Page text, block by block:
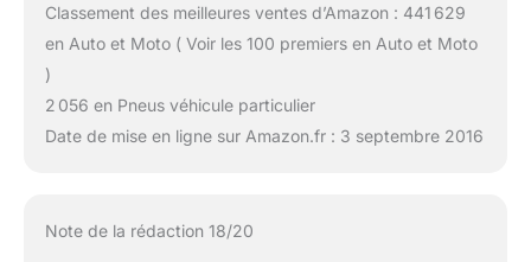
Classement des meilleures ventes d’Amazon : 441 629
en Auto et Moto ( Voir les 100 premiers en Auto et Moto
)
2 056 en Pneus véhicule particulier
Date de mise en ligne sur Amazon.fr : 3 septembre 2016
Note de la rédaction 18/20